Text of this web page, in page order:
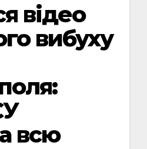
відео
вибуху
всю